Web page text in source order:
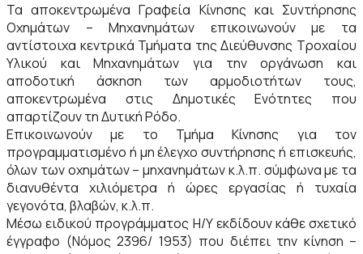
Τα αποκεντρωμένα Γραφεία Κίνησης και Συντήρησης
Οχημάτων – Μηχανημάτων επικοινωνούν με τα
αντίστοιχα κεντρικά Τμήματα της Διεύθυνσης Τροχαίου
Υλικού και Μηχανημάτων για την οργάνωση και
αποδοτική άσκηση των αρμοδιοτήτων τους,
αποκεντρωμένα στις Δημοτικές Ενότητες που
απαρτίζουν τη Δυτική Ρόδο.
Επικοινωνούν με το Τμήμα Κίνησης για τον
προγραμματισμένο ή μη έλεγχο συντήρησης ή επισκευής,
όλων των οχημάτων – μηχανημάτων κ.λ.π. σύμφωνα με τα
διανυθέντα χιλιόμετρα ή ώρες εργασίας ή τυχαία
γεγονότα, βλαβών, κ.λ.π.
Μέσω ειδικού προγράμματος Η/Υ εκδίδουν κάθε σχετικό
έγγραφο (Νόμος 2396/ 1953) που διέπει την κίνηση –